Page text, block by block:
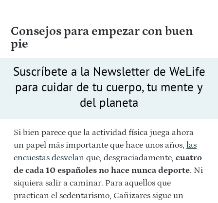
Consejos para empezar con buen
pie
Suscríbete a la Newsletter de WeLife
para cuidar de tu cuerpo, tu mente y
del planeta
Si bien parece que la actividad física juega ahora
un papel más importante que hace unos años, las
encuestas desvelan que, desgraciadamente, cuatro
de cada 10 españoles no hace nunca deporte. Ni
siquiera salir a caminar. Para aquellos que
practican el sedentarismo, Cañizares sigue un